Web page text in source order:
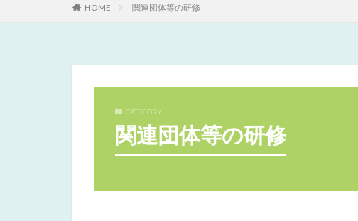
HOME 関連団体等の研修
CATEGORY
関連団体等の研修